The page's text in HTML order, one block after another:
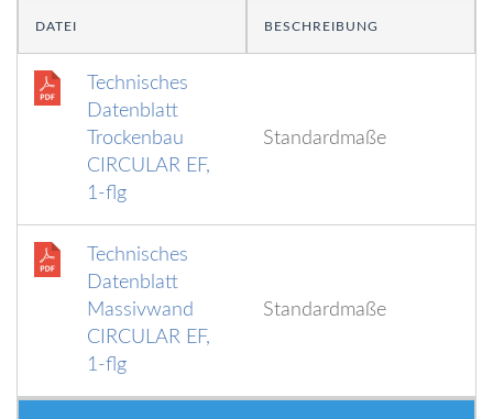
DATEI BESCHREIBUNG
Technisches
Datenblatt
Trockenbau
CIRCULAR EF,
1-flg
Standardmaße
Technisches
Datenblatt
Massivwand
CIRCULAR EF,
1-flg
Standardmaße